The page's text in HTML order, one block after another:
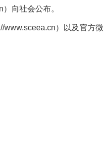
向社会公布。
）以及官方微